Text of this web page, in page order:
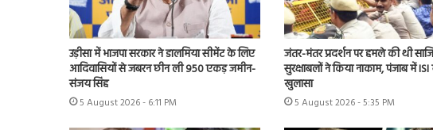
उड़ीसा में भाजपा सरकार ने डालमिया सीमेंट के लिए
आदिवासियों से जबरन छीन ली 950 एकड़ जमीन-
संजय सिंह
5 August 2026 - 6:11 PM
जंतर-मंतर प्रदर्शन पर हमले की थी
सुरक्षाबलों ने किया नाकाम, पंजाब में
खुलासा
5 August 2026 - 5:35 PM